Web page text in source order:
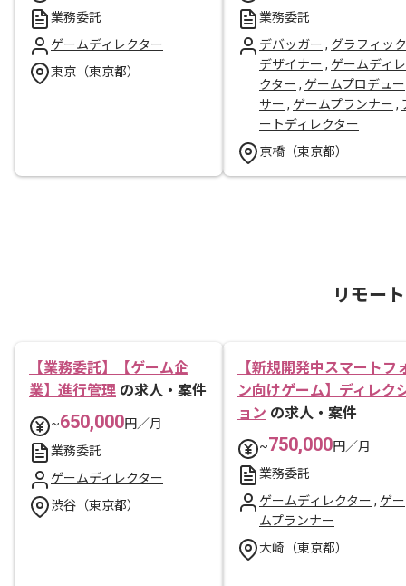
業務委託
ゲームディレクター
東京（東京都）
業務委託
デバッガー , グラフィック
デザイナー , ゲームディレ
クター , ゲームプロデュー
サー , ゲームプランナー ,
ートディレクター
京橋（東京都）
リモー
【業務委託】【ゲーム企
業】進行管理 の求人・案件
~650,000円／月
業務委託
ゲームディレクター
渋谷（東京都）
【新規開発中スマートフ
ン向けゲーム】ディレク
ョン の求人・案件
~750,000円／月
業務委託
ゲームディレクター , ゲー
ムプランナー
大崎（東京都）